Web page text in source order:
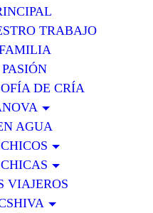
TRABAJO
DE CRÍA
AGUA
VIAJEROS